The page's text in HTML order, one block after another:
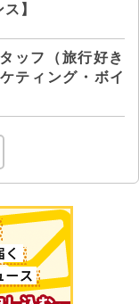
】
ッフ（旅行好き
ティング・ボイ